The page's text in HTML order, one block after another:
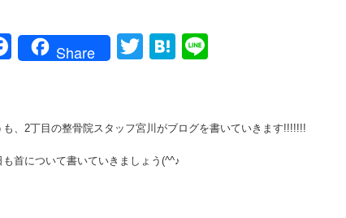
Facebook
Share TwitterHatena
も、2丁目の整骨院スタッフ宮川がブログを書いていきます!!!!!!!
も首について書いていきましょう(^^♪